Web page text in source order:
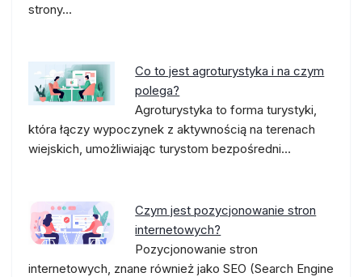
strony…
Co to jest agroturystyka i na czym
polega?
Agroturystyka to forma turystyki,
która łączy wypoczynek z aktywnością na terenach
wiejskich, umożliwiając turystom bezpośredni…
Czym jest pozycjonowanie stron
internetowych?
Pozycjonowanie stron
internetowych, znane również jako SEO (Search Engine